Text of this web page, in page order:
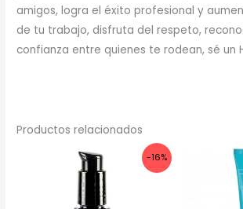
amigos, logra el éxito profesional y
de tu trabajo, disfruta del respeto,
confianza entre quienes te rodean, sé un
Productos relacionados
-16%